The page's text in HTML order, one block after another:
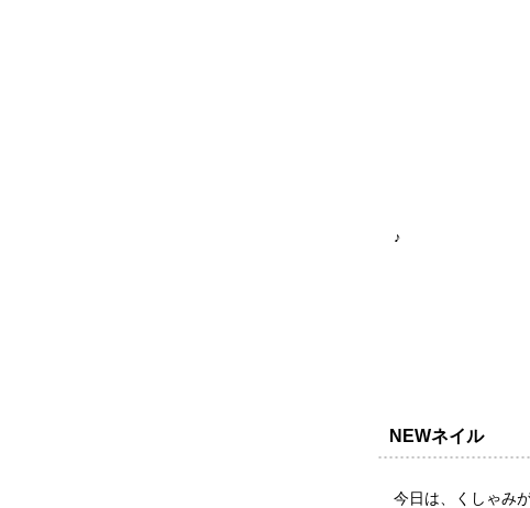
Ｔ. ｵｼｺ
平野工務店
♪
平野工務店
NEWネイル
今日は、くしゃみ